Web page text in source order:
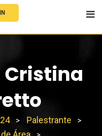
Cristina
> Palestrante >